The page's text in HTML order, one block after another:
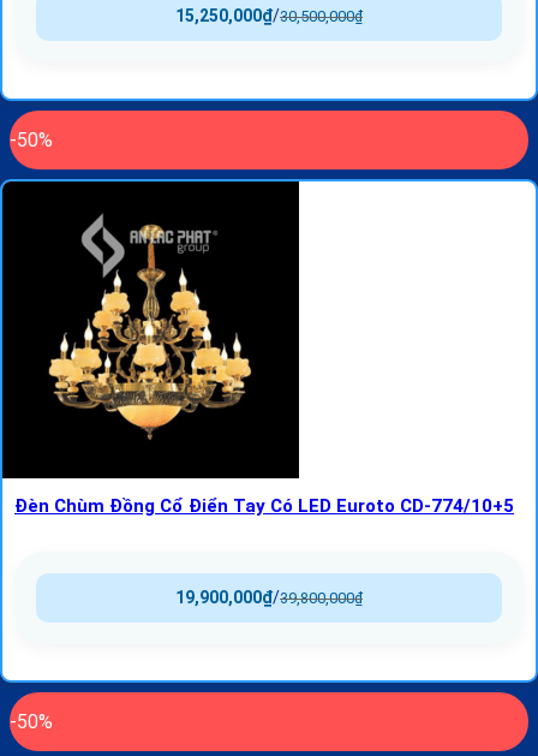
30,500,000₫
/
15,250,000₫
-50%
Đèn Chùm Đồng Cổ Điển Tay Có LED Euroto CD-774/10+5
39,800,000₫
/
19,900,000₫
-50%